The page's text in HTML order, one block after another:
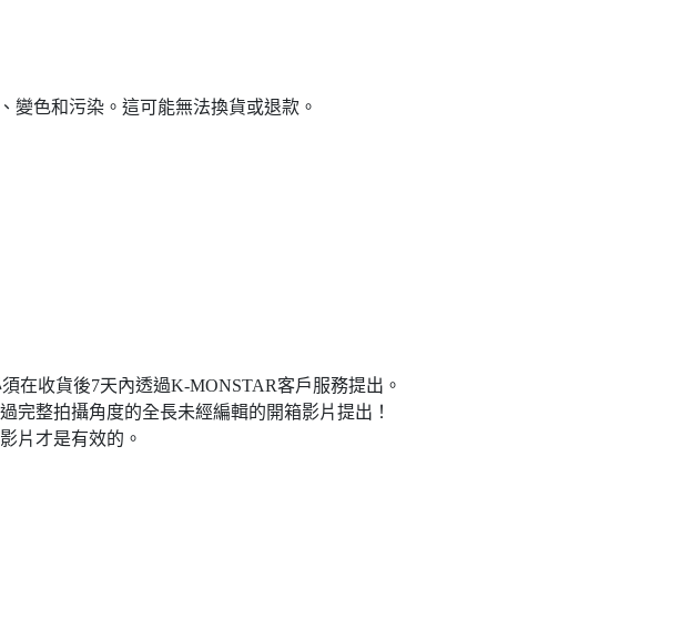
變色和污染。這可能無法換貨或退款。
在收貨後7天內透過K-MONSTAR客戶服務提出。
完整拍攝角度的全長未經編輯的開箱影片提出！
片才是有效的。